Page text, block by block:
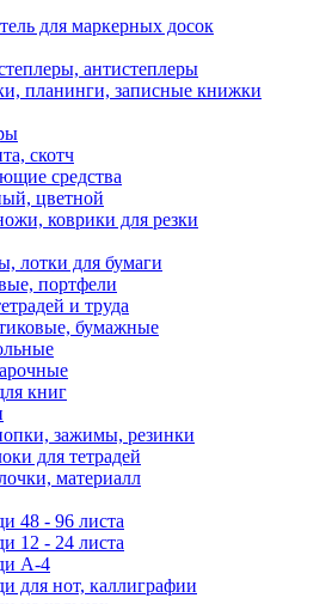
для маркерных досок
антистеплеры
планинги, записные книжки
скотч
средства
цветной
коврики для резки
лотки для бумаги
портфели
и труда
бумажные
книг
зажимы, резинки
для тетрадей
материалл
48 - 96 листа
12 - 24 листа
А-4
для нот, каллиграфии